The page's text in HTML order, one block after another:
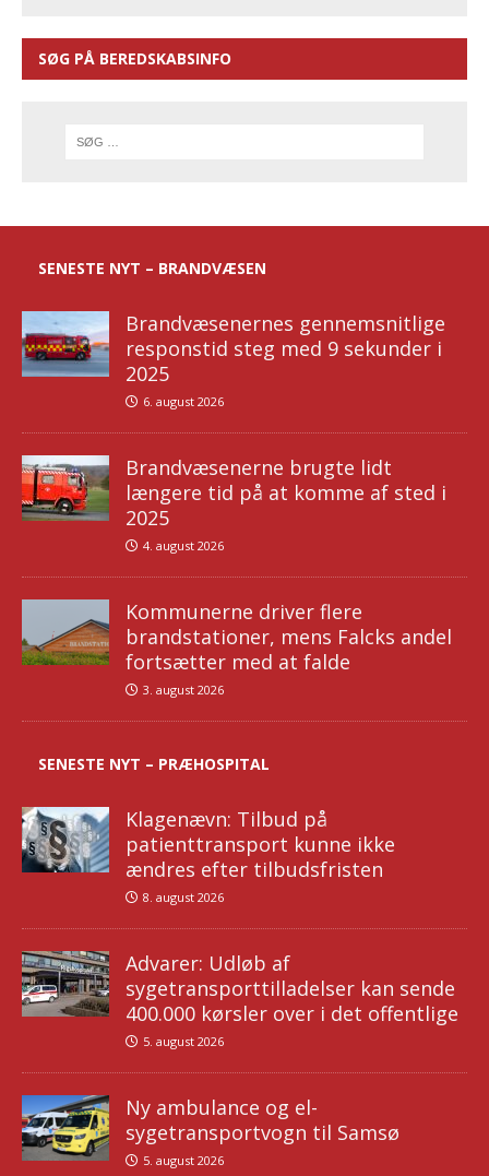
SØG PÅ BEREDSKABSINFO
SENESTE NYT – BRANDVÆSEN
Brandvæsenernes gennemsnitlige
responstid steg med 9 sekunder i
2025
6. august 2026
Brandvæsenerne brugte lidt
længere tid på at komme af sted i
2025
4. august 2026
Kommunerne driver flere
brandstationer, mens Falcks andel
fortsætter med at falde
3. august 2026
SENESTE NYT – PRÆHOSPITAL
Klagenævn: Tilbud på
patienttransport kunne ikke
ændres efter tilbudsfristen
8. august 2026
Advarer: Udløb af
sygetransporttilladelser kan sende
400.000 kørsler over i det offentlige
5. august 2026
Ny ambulance og el-
sygetransportvogn til Samsø
5. august 2026